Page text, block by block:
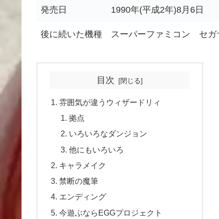
発売日 1990年(平成2年)8月6日
後に続いた機種 スーパーファミコン セガ
目次
雰囲気が違うウィザードリィ
拠点
いろいろなダンジョン
他にもいろいろ
キャラメイク
禁断の魔筆
エンディング
今遊ぶならEGGプロジェクト